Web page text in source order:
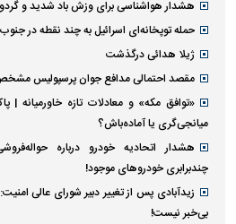
هشدار هواشناسی برای وزش باد شدید و
حمله توپخانه‌ای اسرائیل به چند نقطه در
ژیلا هدائی درگذشت
مقصد احتمالی مدافع جوان پرسپولیس
«توافق مکه» و معادلات تازه خاورمیانه |
میانجی‌گری یا آماده‌باش؟
هشدار اتحادیه خودرو درباره
چندبرابری خودروهای موجود!
زیدآبادی پس از تغییر دبیر شورای عالی
بی‌خبر نیست!